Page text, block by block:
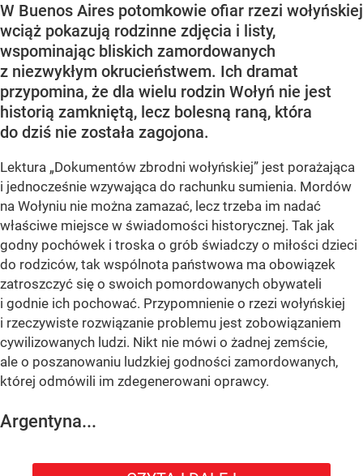
W Buenos Aires potomkowie ofiar rzezi wołyńskiej
wciąż pokazują rodzinne zdjęcia i listy,
wspominając bliskich zamordowanych
z niezwykłym okrucieństwem. Ich dramat
przypomina, że dla wielu rodzin Wołyń nie jest
historią zamkniętą, lecz bolesną raną, która
do dziś nie została zagojona.
Lektura „Dokumentów zbrodni wołyńskiej” jest porażająca
i jednocześnie wzywająca do rachunku sumienia. Mordów
na Wołyniu nie można zamazać, lecz trzeba im nadać
właściwe miejsce w świadomości historycznej. Tak jak
godny pochówek i troska o grób świadczy o miłości dzieci
do rodziców, tak wspólnota państwowa ma obowiązek
zatroszczyć się o swoich pomordowanych obywateli
i godnie ich pochować. Przypomnienie o rzezi wołyńskiej
i rzeczywiste rozwiązanie problemu jest zobowiązaniem
cywilizowanych ludzi. Nikt nie mówi o żadnej zemście,
ale o poszanowaniu ludzkiej godności zamordowanych,
której odmówili im zdegenerowani oprawcy.
Argentyna...